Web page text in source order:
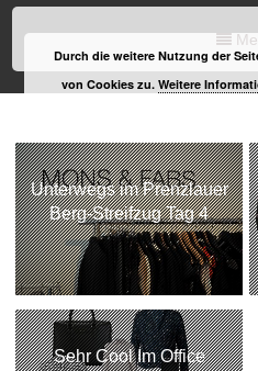
Unterwegs im Prenzlauer
Berg-Streifzug Tag 4
Sehr Cool Im Office
Durch die weitere Nutzung der
von Cookies zu.Weitere